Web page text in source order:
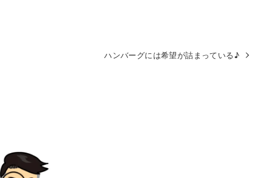
ハンバーグには希望が詰まっている♪